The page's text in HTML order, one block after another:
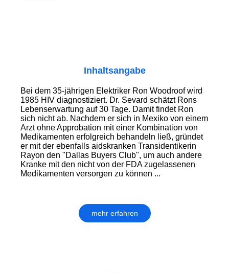
Inhaltsangabe
Bei dem 35-jährigen Elektriker Ron Woodroof wird
1985 HIV diagnostiziert. Dr. Sevard schätzt Rons
Lebenserwartung auf 30 Tage. Damit findet Ron
sich nicht ab. Nachdem er sich in Mexiko von einem
Arzt ohne Approbation mit einer Kombination von
Medikamenten erfolgreich behandeln ließ, gründet
er mit der ebenfalls aidskranken Transidentikerin
Rayon den "Dallas Buyers Club", um auch andere
Kranke mit den nicht von der FDA zugelassenen
Medikamenten versorgen zu können ...
mehr erfahren